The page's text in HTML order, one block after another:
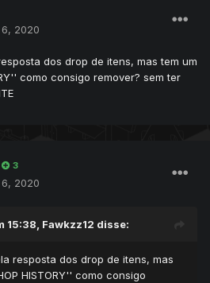
2020
dos drop de itens, mas tem um
como consigo remover? sem ter
3
2020
15:38, Fawkzz12 disse:
resposta dos drop de itens, mas
HISTORY'' como consigo